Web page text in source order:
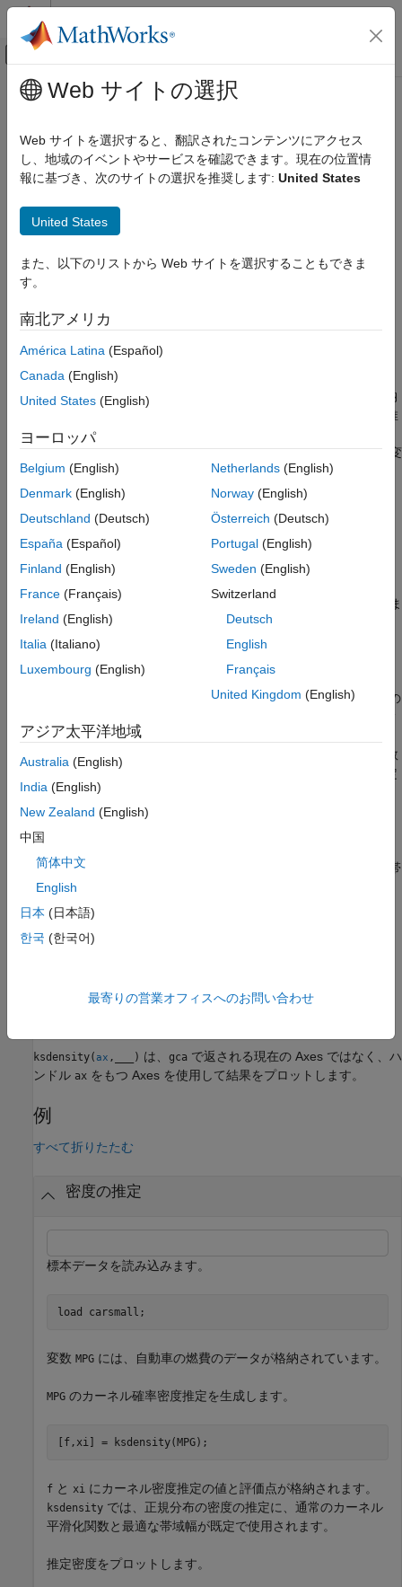
コンテンツへスキップ
オフキャンバス ナビゲーション メ
ドキュメンテーションのホーム
Statistics and Machine Learning Toolbox
確率分布と仮説検定
Statistics and Machine Learning Toolbox
確率分布と仮説検定
調査と可視化
Statistics and Machine Learning Toolbox
産業用統計
寿命データの解析
構文
説明
名前と値の引数
出力引数
詳細
代替機能
参照
バージョン履歴
参考
メインコンテンツ
ksdensity
一変量および二変量データのカーネル平滑化関数推定値
構文
[f,xi] = ksdensity(x,pts)
[f,xi] = ksdensity(
ksdensity( ___
ksdensity(ax,___
[f,xi] = ksdensity(
に格納
を返します。推
定値は正規カーネル関数に基づいており、
で等間隔となる点xiにおいて評価されます。ksdensityは、一変
量データの場合は 100 個の、二変量データの場合は 900 個の点
で密度を推定します。
は、連続分布標本で最も適切に機能します。
例
] = ksdensity(
) を指定しま
す。この場合、
には同じ値が格納されます。
Name,Value) は、前の構文の入力引数の
定される追加オプションを使用します。たとえば、確率密度関
数、累積確率関数、生存関数のような
で評価する関数
タイプを定義できます。または平滑化ウィンドウの帯域幅を指定
できます。
例
[f,xi , bw] = ksdensity(
は、カーネル平滑化ウィンドウの帯
域幅bwも返します。既定の帯域幅は、正規分布の密度に最適で
す。
例
ksdensity(ax , ) は、 gca で返される現在の Axes ではなく、ハ
ンドル ax をもつ Axes を使用して結果をプロットします。
例
すべて折りたたむ
密度の推定
標本データを読み込みます。
load carsmall ;
変数 MPG には、自動車の燃費のデータが格納されています。
MPG のカーネル確率密度推定を生成します。
[f,xi] = ksdensity(MPG);
f と xi にカーネル密度推定の値と評価点が格納されます。
ksdensity では、正規分布の密度の推定に、通常のカーネル
平滑化関数と最適な帯域幅が既定で使用されます。
推定密度をプロットします。
Web サイトの選択
Web サイトを選択すると、翻訳されたコンテンツにアクセス
し、地域のイベントやサービスを確認できます。現在の位置情
報に基づき、次のサイトの選択を推奨します: United States
United States
また、以下のリストから Web サイトを選択することもできま
す。
南北アメリカ
América Latina (Español)
Canada (English)
United States (English)
ヨーロッパ
Belgium (English)
Denmark (English)
Deutschland (Deutsch)
España (Español)
Finland (English)
France (Français)
Ireland (English)
Italia (Italiano)
Luxembourg (English)
Netherlands(English)
Norway(English)
Österreich (Deutsch)
Portugal(English)
Sweden (English)
Switzerland
Deutsch
English
Français
United Kingdom (English)
アジア太平洋地域
Australia (English)
India (English)
New Zealand (English)
中国
简体中文
English
日本 (日本語)
한국 (한국어)
最寄りの営業オフィスへのお問い合わせ